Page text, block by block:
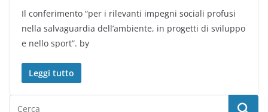
Il conferimento “per i rilevanti impegni sociali profusi
nella salvaguardia dell’ambiente, in progetti di sviluppo
e nello sport”. by
Leggi tutto